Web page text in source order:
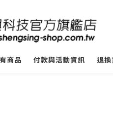
商品 付款與活動資訊 退